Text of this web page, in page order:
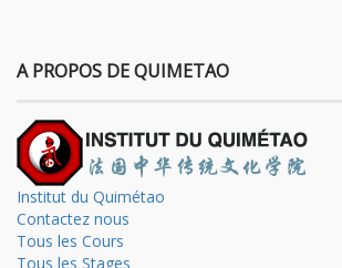
A PROPOS DE QUIMETAO
Institut du Quimétao
Contactez nous
Tous les Cours
Tous les Stages